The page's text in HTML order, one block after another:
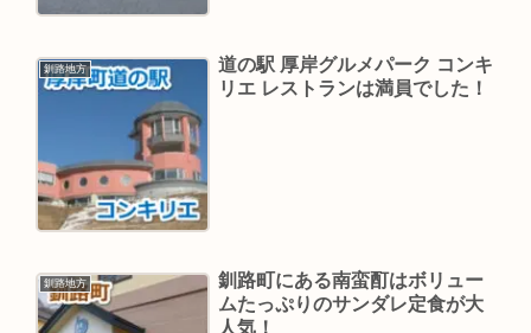
釧路地方
道の駅 厚岸グルメパーク コンキ
リエ レストランは満員でした！
釧路地方
釧路町にある南蛮酊はボリュー
ムたっぷりのサンダレ定食が大
人気！